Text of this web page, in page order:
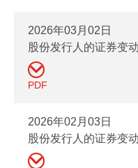
2026年03月02日
股份发行人的证券变
PDF
2026年02月03日
股份发行人的证券变